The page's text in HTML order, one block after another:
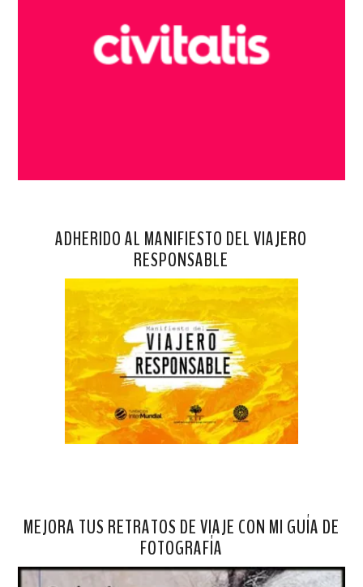
ADHERIDO AL MANIFIESTO DEL VIAJERO
RESPONSABLE
MEJORA TUS RETRATOS DE VIAJE CON MI GUÍA DE
FOTOGRAFÍA